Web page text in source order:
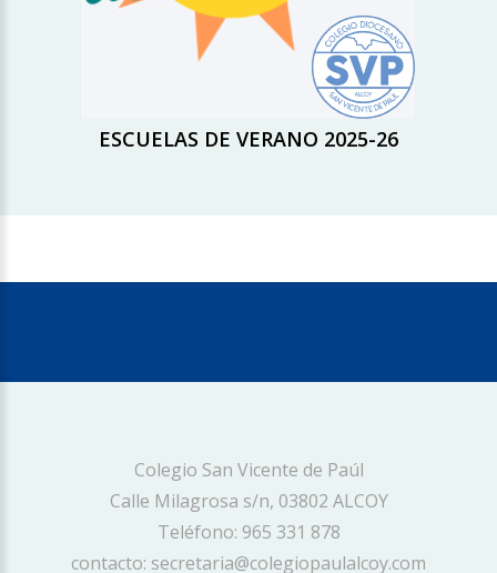
ESCUELAS DE VERANO 2025-26
Colegio San Vicente de Paúl
Calle Milagrosa s/n, 03802 ALCOY
Teléfono: 965 331 878
contacto: secretaria@colegiopaulalcoy.com